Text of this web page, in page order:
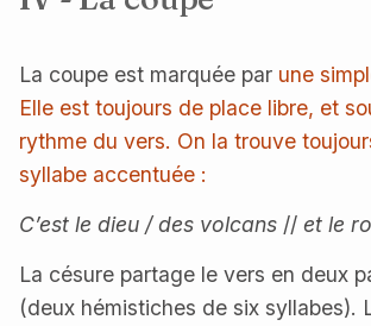
La coupe est marquée par une
Elle est toujours de place libre, et
rythme du vers. On la trouve
syllabe accentuée :
C’est le dieu / des volcans // et le
La césure partage le vers en deux
(deux hémistiches de six syllabes).